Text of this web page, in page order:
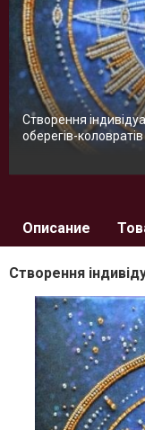
Створення
оберегів-коловратів
Описание
Створення